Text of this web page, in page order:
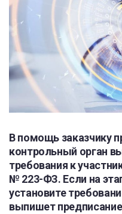
В помощь заказчику
контрольный орган
требования к
№ 223-ФЗ. Если на
установите
выпишет